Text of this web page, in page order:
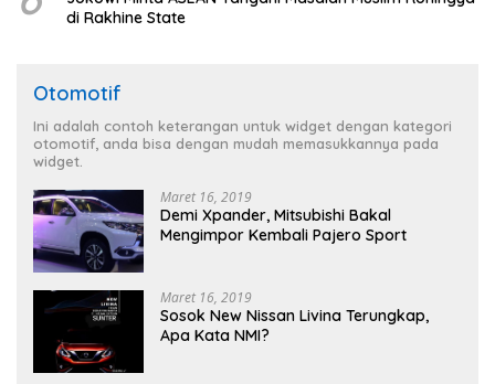
di Rakhine State
Otomotif
Ini adalah contoh keterangan untuk widget dengan kategori
otomotif, anda bisa dengan mudah memasukkannya pada
widget.
Maret 16, 2019
Demi Xpander, Mitsubishi Bakal
Mengimpor Kembali Pajero Sport
Maret 16, 2019
Sosok New Nissan Livina Terungkap,
Apa Kata NMI?